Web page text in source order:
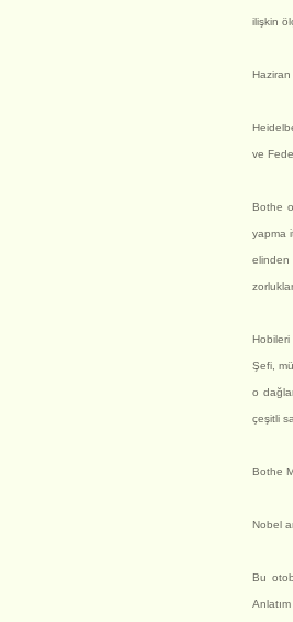
ilişkin
Haziran
ve
Bothe
yapma
Şefi,
o
çeşitli
Bothe
Nobel
Bu